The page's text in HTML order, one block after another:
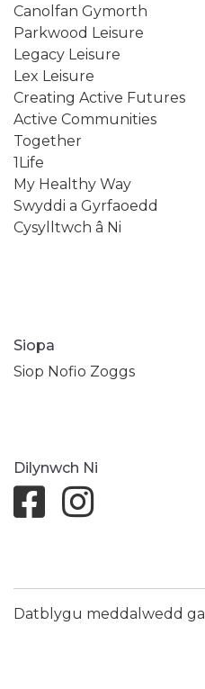
Canolfan Gymorth
Parkwood Leisure
Legacy Leisure
Lex Leisure
Creating Active Futures
Active Communities
Together
1Life
My Healthy Way
Swyddi a Gyrfaoedd
Cysylltwch â Ni
Siopa
Siop Nofio Zoggs
Dilynwch Ni
Datblygu meddalwedd